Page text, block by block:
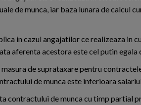
de munca, iar baza lunara de calcul
in cazul angajatilor ce realizeaza in
aferenta acestora este cel putin egala
masura de suprataxare pentru
de munca este inferioara
contractului de munca cu timp partial